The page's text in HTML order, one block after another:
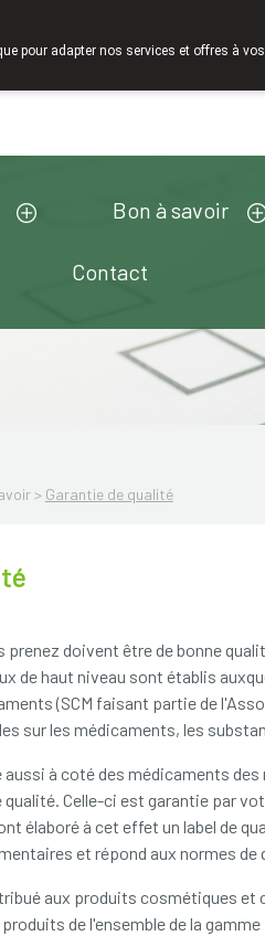
Bon à savoir
Contact
> Garantie de qualité
prenez doivent être de bonne
de haut niveau sont établis
(SCM faisant partie de
sur les médicaments, les
à coté des médicaments
Celle-ci est garantie par
élaboré à cet effet un label de
et répond aux normes
aux produits cosmétiques
de l'ensemble de la
pour adapter nos services et offres à